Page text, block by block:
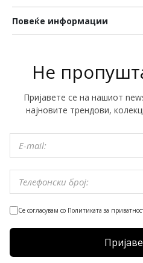
Повеќе информации
Не
Пријавете се на нашиот
најновите трендови,
Се согласувам со Политиката за